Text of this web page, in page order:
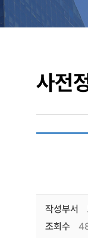
사전
작성부서
조회수